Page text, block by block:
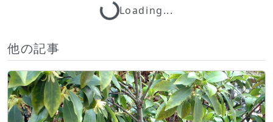
Loading...
Loading...
他の記事